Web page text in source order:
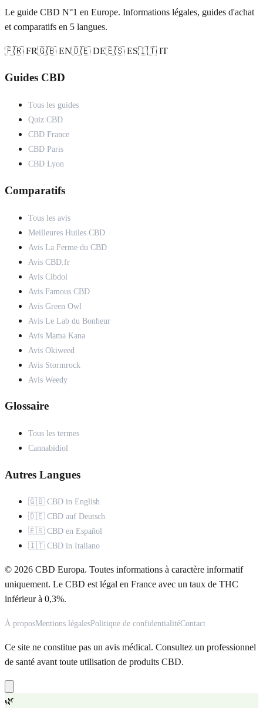
Le guide CBD N°1 en Europe. Informations légales, guides d'achat
et comparatifs en 5 langues.
🇫🇷 FR🇬🇧 EN🇩🇪 DE🇪🇸 ES🇮🇹 IT
Guides CBD
Tous les guides
Quiz CBD
CBD France
CBD Paris
CBD Lyon
Comparatifs
Tous les avis
Meilleures Huiles CBD
Avis La Ferme du CBD
Avis CBD.fr
Avis Cibdol
Avis Famous CBD
Avis Green Owl
Avis Le Lab du Bonheur
Avis Mama Kana
Avis Okiweed
Avis Stormrock
Avis Weedy
Glossaire
Tous les termes
Cannabidiol
Autres Langues
🇬🇧 CBD in English
🇩🇪 CBD auf Deutsch
🇪🇸 CBD en Español
🇮🇹 CBD in Italiano
© 2026 CBD Europa. Toutes informations à caractère informatif
uniquement. Le CBD est légal en France avec un taux de THC
inférieur à 0,3%.
À proposMentions légalesPolitique de confidentialitéContact
Ce site ne constitue pas un avis médical. Consultez un professionnel
de santé avant toute utilisation de produits CBD.
🌿